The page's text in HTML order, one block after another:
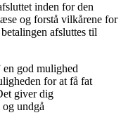
inden for den
og forstå vilkårene for
afsluttes til
god mulighed
for at få fat
giver dig
undgå